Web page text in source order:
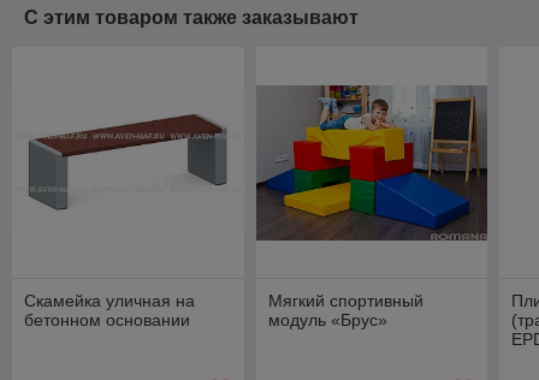
С этим товаром также заказывают
Скамейка уличная на
бетонном основании
Мягкий спортивный
модуль «Брус»